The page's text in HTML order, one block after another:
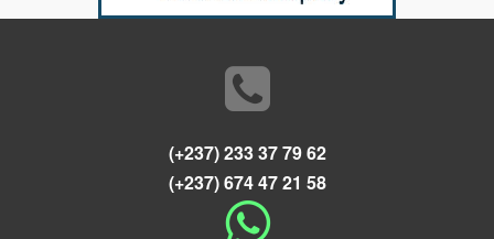
(+237) 233 37 79 62
(+237) 674 47 21 58